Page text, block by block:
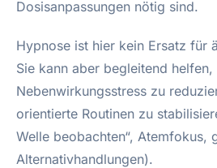
Dosisanpassungen nötig sind.
Hypnose ist hier kein Ersatz für
Sie kann aber begleitend helfen,
Nebenwirkungsstress zu
orientierte Routinen zu
Welle beobachten“, Atemfokus,
Alternativhandlungen).